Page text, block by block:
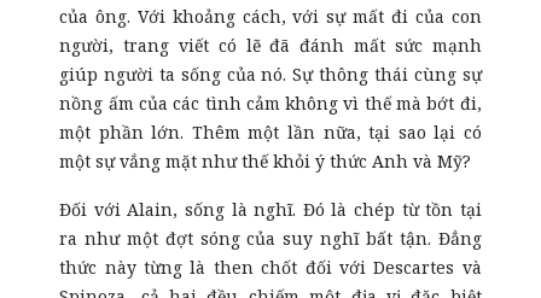
của ông. Với khoảng cách, với sự mất đi của con
người, trang viết có lẽ đã đánh mất sức mạnh
giúp người ta sống của nó. Sự thông thái cùng sự
nồng ấm của các tình cảm không vì thế mà bớt đi,
một phần lớn. Thêm một lần nữa, tại sao lại có
một sự vắng mặt như thế khỏi ý thức Anh và Mỹ?
Đối với Alain, sống là nghĩ. Đó là chép từ tồn tại
ra như một đợt sóng của suy nghĩ bất tận. Đẳng
thức này từng là then chốt đối với Descartes và